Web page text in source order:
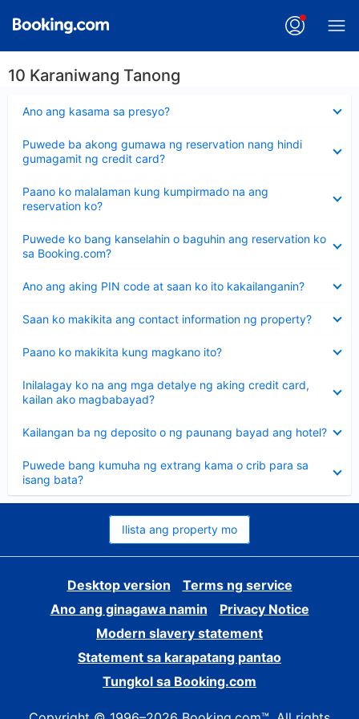
10 Karaniwang Tanong
Ano ang kasama sa presyo?
ang
Puwede ba akong gumawa ng reservation nang hindi
gumagamit ng credit card?
ang
sagot
Paano ko malalaman kung kumpirmado na ang
reservation ko?
ang
sagot
Puwede ko bang kanselahin o baguhin ang reservation ko
sa Booking.com?
ang
sagot
Ano ang aking PIN code at saan ko ito kakailanganin?
ang
Saan ko makikita ang contact information ng property?
ang
Paano ko makikita kung magkano ito?
ang
Inilalagay ko na ang mga detalye ng aking credit card,
kailan ako magbabayad?
ang
sagot
Kailangan ba ng deposito o ng paunang bayad ang hotel?
ang
Puwede bang kumuha ng extrang kama o crib para sa
isang bata?
ang
sagot
Ilista ang property mo
Desktop version
Terms ng service
Ano ang ginagawa namin
Privacy Notice
Modern slavery statement
Statement sa karapatang pantao
Tungkol sa Booking.com